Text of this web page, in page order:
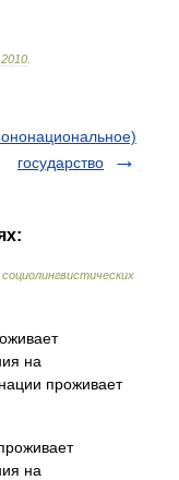
2010
государство
на
проживает
на